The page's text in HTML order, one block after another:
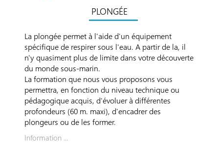
PLONGÉE
La plongée permet à l'aide d'un équipement
spécifique de respirer sous l'eau. A partir de la, il
n'y quasiment plus de limite dans votre découverte
du monde sous-marin.
La formation que nous vous proposons vous
permettra, en fonction du niveau technique ou
pédagogique acquis, d'évoluer à différentes
profondeurs (60 m. maxi), d'encadrer des
plongeurs ou de les former.
Information ...